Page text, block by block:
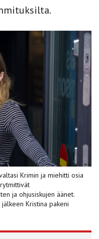
Krimin ja miehitti osia
ja ohjusiskujen äänet.
Kristina pakeni